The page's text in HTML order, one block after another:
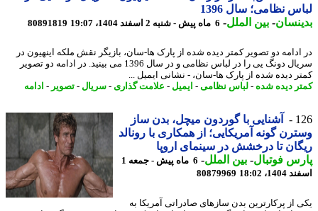
نظامی؛ سال 1396
-بین الملل-6 ماه پیش - شنبه 2 اسفند 1404، 19:07 80891819
دو تصویر کمتر دیده شده از پارک ها-سان، بازیگر نقش ملکه اینهیون در
سریال دونگ یی را در لباس نظامی و در سال 1396 می بینید. در ادامه دو تصویر
دیده شده از پارک ها-سان، - نشانی ایمیل ...
دیده شده-لباس نظامی-ایمیل-علامت گذاری- سریال-تصویر-ادامه
آشنایی با گوردون میچل، بدن ساز
گونه آمریکایی؛ از همکاری با رونالد
تا درخشش در سینمای اروپا
فوتبال-بین الملل-
6 ماه پیش - جمعه 1
18:02
80879969
از پرکارترین بدن سازهای صادراتی آمریکا به